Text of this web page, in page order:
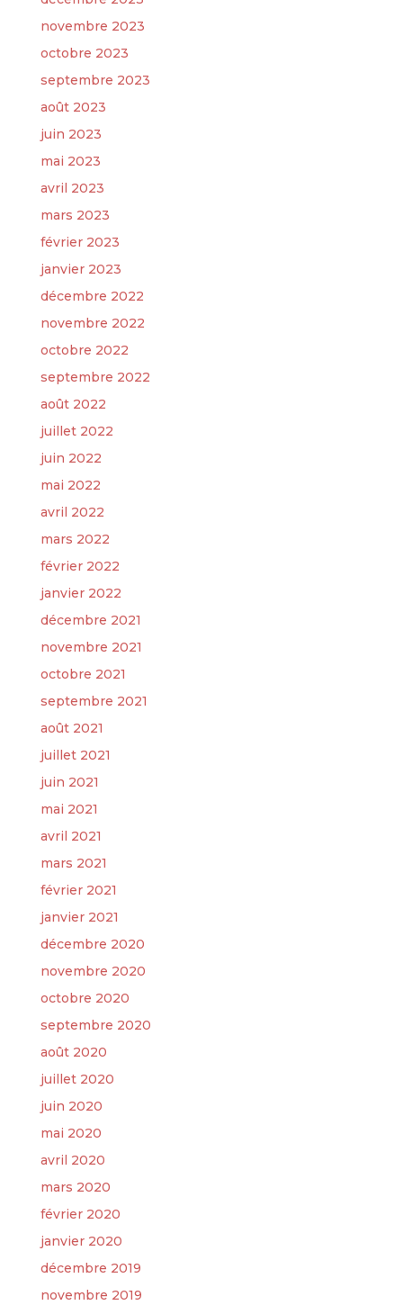
novembre 2023
octobre 2023
septembre 2023
août 2023
juin 2023
mai 2023
avril 2023
mars 2023
février 2023
janvier 2023
décembre 2022
novembre 2022
octobre 2022
septembre 2022
août 2022
juillet 2022
juin 2022
mai 2022
avril 2022
mars 2022
février 2022
janvier 2022
décembre 2021
novembre 2021
octobre 2021
septembre 2021
août 2021
juillet 2021
juin 2021
mai 2021
avril 2021
mars 2021
février 2021
janvier 2021
décembre 2020
novembre 2020
octobre 2020
septembre 2020
août 2020
juillet 2020
juin 2020
mai 2020
avril 2020
mars 2020
février 2020
janvier 2020
décembre 2019
novembre 2019